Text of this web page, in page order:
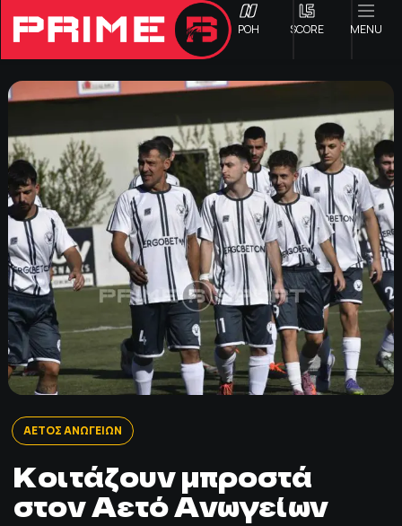
ΡΟΗ SCORE MENU
ΟΦΗ
Γ ΕΘΝΙΚΗ
Α1 ΕΠΣΗ
Α2 ΕΠΣΗ
Β1 ΕΠΣΗ
Β2 ΕΠΣΗ
ΠΟΔΟΣΦΑΙΡΟ
ΑΛΛΑ ΣΠΟΡ
ΑΕΤΟΣ ΑΝΩΓΕΙΩΝ
Κοιτάζουν μπροστά
στον Αετό Ανωγείων